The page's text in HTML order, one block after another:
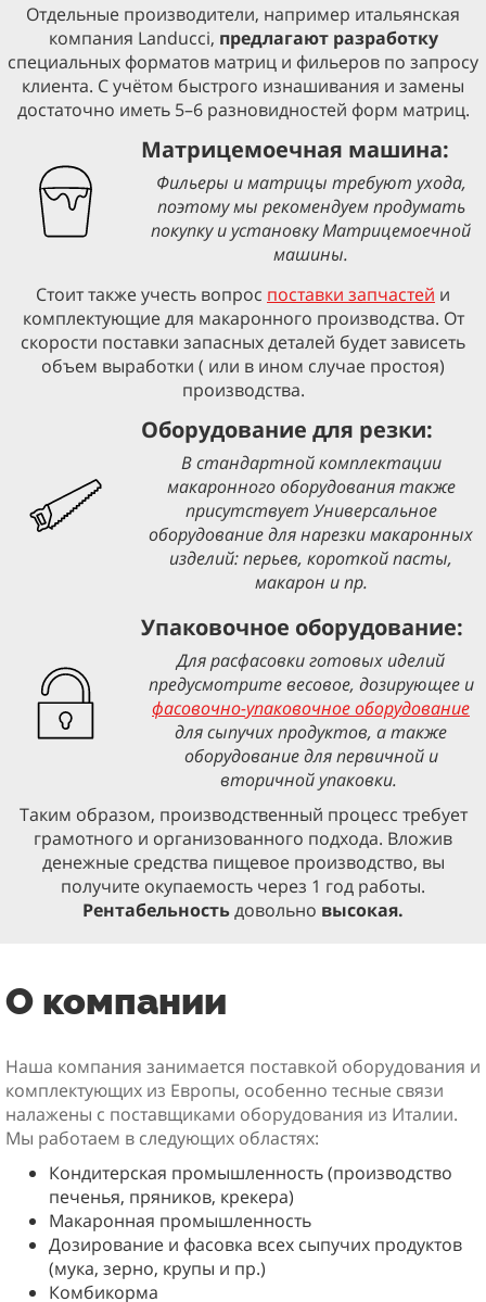
Отдельные производители, например итальянская
компания Landucci, предлагают разработку
специальных форматов матриц и фильеров по запросу
клиента. С учётом быстрого изнашивания и замены
достаточно иметь 5–6 разновидностей форм матриц.
Матрицемоечная машина:
Фильеры и матрицы требуют ухода,
поэтому мы рекомендуем продумать
покупку и установку Матрицемоечной
машины.
Стоит также учесть вопрос поставки запчастей и
комплектующие для макаронного производства. От
скорости поставки запасных деталей будет зависеть
объем выработки ( или в ином случае простоя)
производства.
Оборудование для резки:
В стандартной комплектации
макаронного оборудования также
присутствует Универсальное
оборудование для нарезки макаронных
изделий: перьев, короткой пасты,
макарон и пр.
Упаковочное оборудование:
Для расфасовки готовых иделий
предусмотрите весовое, дозирующее и
фасовочно-упаковочное оборудование
для сыпучих продуктов, а также
оборудование для первичной и
вторичной упаковки.
Таким образом, производственный процесс требует
грамотного и организованного подхода. Вложив
денежные средства пищевое производство, вы
получите окупаемость через 1 год работы.
Рентабельностьдовольно высокая.
О компании
Наша компания занимается поставкой оборудования и
комплектующих из Европы, особенно тесные связи
налажены с поставщиками оборудования из Италии.
Мы работаем в следующих областях:
Кондитерская промышленность (производство
печенья, пряников, крекера)
Макаронная промышленность
Дозирование и фасовка всех сыпучих продуктов
(мука, зерно, крупы и пр.)
Комбикорма